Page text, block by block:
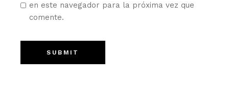
en este navegador para la próxima vez que
comente.
SUBMIT